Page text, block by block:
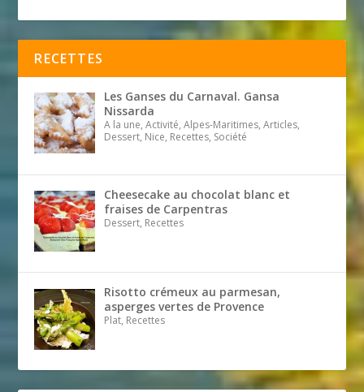
RECETTES
Les Ganses du Carnaval. Gansa
Nissarda
A la une, Activité, Alpes-Maritimes, Articles,
Dessert, Nice, Recettes, Société
Cheesecake au chocolat blanc et
fraises de Carpentras
Dessert, Recettes
Risotto crémeux au parmesan,
asperges vertes de Provence
Plat, Recettes